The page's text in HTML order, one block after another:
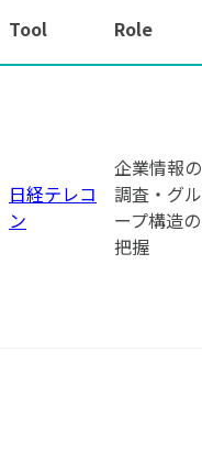
Tool Role
日経テレコ
ン
企業情報の
調査・グル
ープ構造の
把握